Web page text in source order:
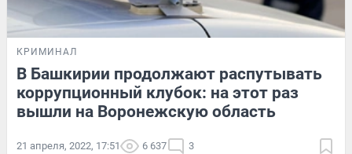
КРИМИНАЛ
В Башкирии продолжают распутывать
коррупционный клубок: на этот раз
вышли на Воронежскую область
21 апреля, 2022, 17:51 6 637 3